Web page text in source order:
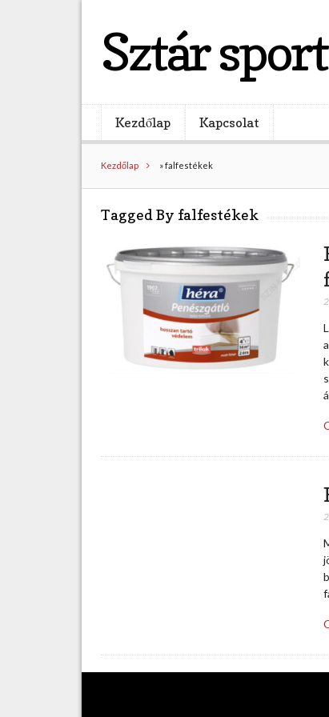
Sztár sport
Kezdőlap Kapcsolat
Kezdőlap »falfestékek
Tagged By falfestékek